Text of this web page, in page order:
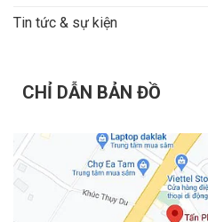
Tin tức & sự kiện
CHỈ DẪN BẢN ĐỒ